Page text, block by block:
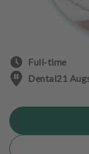
Full-time
Dental21